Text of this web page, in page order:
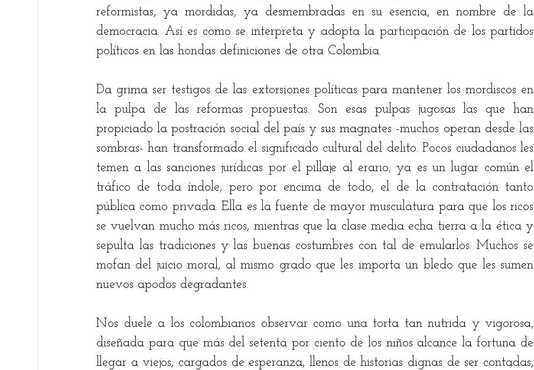
reformistas, ya mordidas, ya desmembradas en su esencia, en nombre de la
democracia. Así es como se interpreta y adopta la participación de los partidos
políticos en las hondas definiciones de otra Colombia.
Da grima ser testigos de las extorsiones políticas para mantener los mordiscos en
la pulpa de las reformas propuestas. Son esas pulpas jugosas las que han
propiciado la postración social del país y sus magnates -muchos operan desde las
sombras- han transformado el significado cultural del delito. Pocos ciudadanos les
temen a las sanciones jurídicas por el pillaje al erario; ya es un lugar común el
tráfico de toda índole, pero por encima de todo, el de la contratación tanto
pública como privada. Ella es la fuente de mayor musculatura para que los ricos
se vuelvan mucho más ricos, mientras que la clase media echa tierra a la ética y
sepulta las tradiciones y las buenas costumbres con tal de emularlos. Muchos se
mofan del juicio moral, al mismo grado que les importa un bledo que les sumen
nuevos apodos degradantes.
Nos duele a los colombianos observar como una torta tan nutrida y vigorosa,
diseñada para que más del setenta por ciento de los niños alcance la fortuna de
llegar a viejos, cargados de esperanza, llenos de historias dignas de ser contadas,